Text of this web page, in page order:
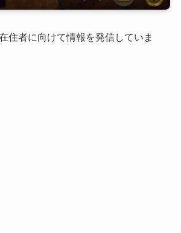
住者に向けて情報を発信していま